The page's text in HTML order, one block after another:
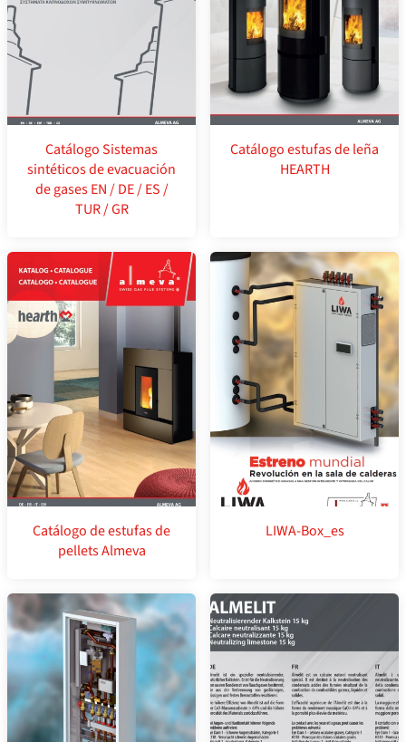
Catálogo Sistemas
sintéticos de evacuación
de gases EN / DE / ES /
TUR / GR
Catálogo estufas de leña
HEARTH
Catálogo de estufas de
pellets Almeva
LIWA-Box_es